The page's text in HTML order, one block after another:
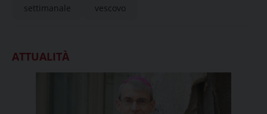
settimanale vescovo
ATTUALITÀ